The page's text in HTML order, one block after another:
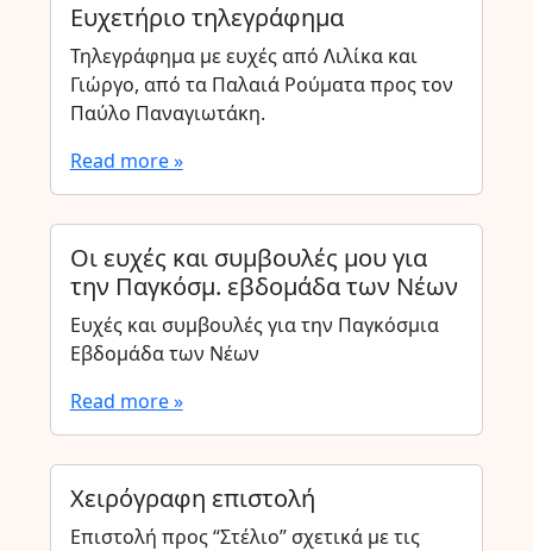
Ευχετήριο τηλεγράφημα
Τηλεγράφημα με ευχές από Λιλίκα και
Γιώργο, από τα Παλαιά Ρούματα προς τον
Παύλο Παναγιωτάκη.
Read more »
Οι ευχές και συμβουλές μου για
την Παγκόσμ. εβδομάδα των Νέων
Ευχές και συμβουλές για την Παγκόσμια
Εβδομάδα των Νέων
Read more »
Χειρόγραφη επιστολή
Επιστολή προς “Στέλιο” σχετικά με τις